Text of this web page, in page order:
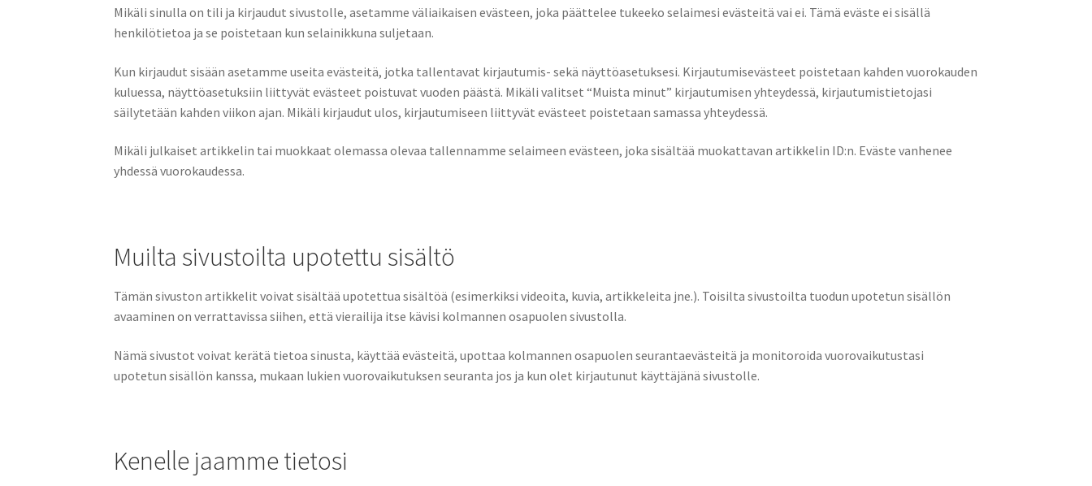
Mikäli sinulla on tili ja kirjaudut sivustolle, asetamme väliaikaisen evästeen, joka päättelee tukeeko selaimesi evästeitä vai ei. Tämä eväste ei sisällä
henkilötietoa ja se poistetaan kun selainikkuna suljetaan.
Kun kirjaudut sisään asetamme useita evästeitä, jotka tallentavat kirjautumis- sekä näyttöasetuksesi. Kirjautumisevästeet poistetaan kahden vuorokauden
kuluessa, näyttöasetuksiin liittyvät evästeet poistuvat vuoden päästä. Mikäli valitset “Muista minut” kirjautumisen yhteydessä, kirjautumistietojasi
säilytetään kahden viikon ajan. Mikäli kirjaudut ulos, kirjautumiseen liittyvät evästeet poistetaan samassa yhteydessä.
Mikäli julkaiset artikkelin tai muokkaat olemassa olevaa tallennamme selaimeen evästeen, joka sisältää muokattavan artikkelin ID:n. Eväste vanhenee
yhdessä vuorokaudessa.
Muilta sivustoilta upotettu sisältö
Tämän sivuston artikkelit voivat sisältää upotettua sisältöä (esimerkiksi videoita, kuvia, artikkeleita jne.). Toisilta sivustoilta tuodun upotetun sisällön
avaaminen on verrattavissa siihen, että vierailija itse kävisi kolmannen osapuolen sivustolla.
Nämä sivustot voivat kerätä tietoa sinusta, käyttää evästeitä, upottaa kolmannen osapuolen seurantaevästeitä ja monitoroida vuorovaikutustasi
upotetun sisällön kanssa, mukaan lukien vuorovaikutuksen seuranta jos ja kun olet kirjautunut käyttäjänä sivustolle.
Kenelle jaamme tietosi